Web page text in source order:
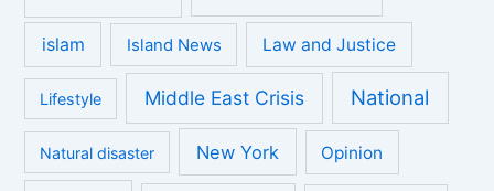
islam Island News Law and Justice
Lifestyle Middle East Crisis National
Natural disaster New York Opinion